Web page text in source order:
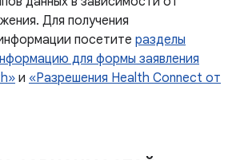
Для получения
посетите разделы
для формы заявления
и «Разрешения Health Connect от